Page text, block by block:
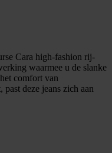
Cara high-fashion rij-
waarmee u de slanke
comfort van
deze jeans zich aan